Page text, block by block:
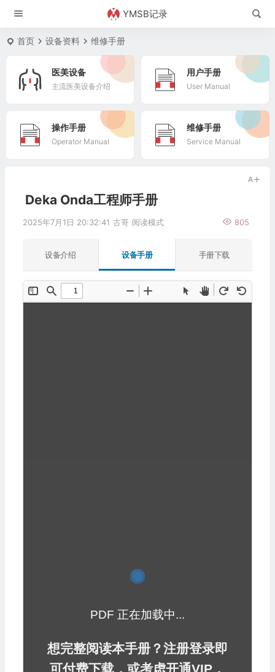
YMSB记录
首页 设备资料 维修手册
医美设备
主流医美设备介绍
用户手册
User Manual
操作手册
Operator Manual
维修手册
Service Manual
Deka Onda工程师手册
2025年7月1日 20:32:41 古哥 805
阅读模式
设备介绍 设备手册 手册下载